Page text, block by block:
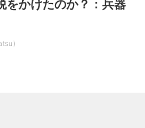
をかけたのか？：兵器